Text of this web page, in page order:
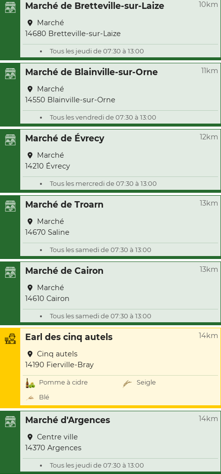
Marché de Bretteville-sur-Laize 10km
Marché
14680 Bretteville-sur-Laize
Tous les jeudi de 07:30 à 13:00
Marché de Blainville-sur-Orne 11km
Marché
14550 Blainville-sur-Orne
Tous les vendredi de 07:30 à 13:00
Marché de Évrecy 12km
Marché
14210 Évrecy
Tous les mercredi de 07:30 à 13:00
Marché de Troarn 13km
Marché
14670 Saline
Tous les samedi de 07:30 à 13:00
Marché de Cairon 13km
Marché
14610 Cairon
Tous les samedi de 07:30 à 13:00
Earl des cinq autels 14km
Cinq autels
14190 Fierville-Bray
Pomme à cidre
Seigle
Blé
Marché d'Argences 14km
Centre ville
14370 Argences
Tous les jeudi de 07:30 à 13:00